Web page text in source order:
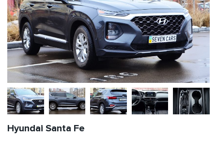
Hyundai Santa Fe